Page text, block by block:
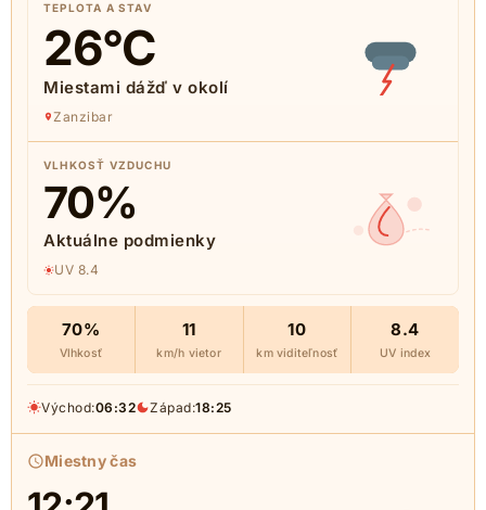
TEPLOTA A STAV
26°C
Miestami dážď v okolí
Zanzibar
VLHKOSŤ VZDUCHU
70%
Aktuálne podmienky
UV 8.4
70%
Vlhkosť
11
km/h vietor
10
km viditeľnosť
8.4
UV index
Východ:06:32 Západ:18:25
Miestny čas